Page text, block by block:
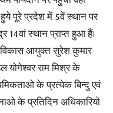
पूरे प्रदेश में 5वें स्थान पर
14वां स्थान प्राप्त हुआ हैं।
आयुक्त सुरेश कुमार
योगेश्वर राम मिश्र के
के प्रत्येक बिन्दु एवं
के प्रतिदिन अधिकारियो